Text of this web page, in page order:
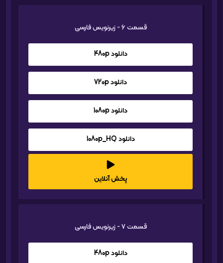
قسمت 6 - زیرنویس فارسی
دانلود 480p
دانلود 720p
دانلود 1080p
دانلود 1080p_HQ
پخش آنلاین
قسمت 7 - زیرنویس فارسی
دانلود 480p